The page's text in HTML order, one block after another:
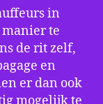
in
manier te
de rit zelf,
en
er dan ook
mogelijk te